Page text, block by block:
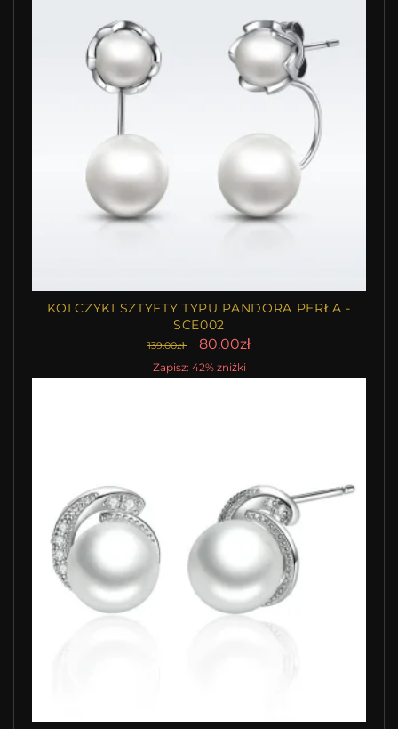
KOLCZYKI SZTYFTY TYPU PANDORA PERŁA -
SCE002
139.00zł 80.00zł
Zapisz: 42% zniżki